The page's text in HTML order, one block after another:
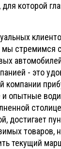
которой
стремимся
- это
компании
опытные
достигает
товаров,
текущий